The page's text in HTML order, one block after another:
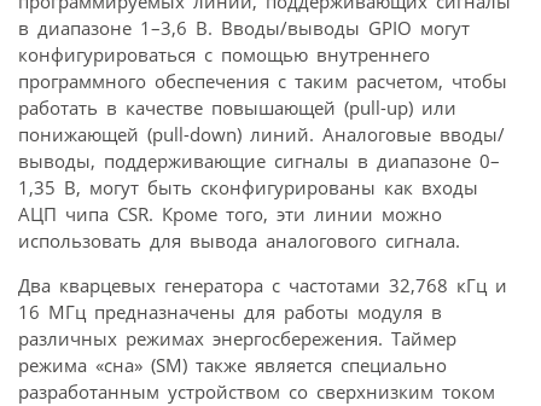
в диапазоне 1–3,6 В. Вводы/выводы GPIO могут
конфигурироваться с помощью внутреннего
программного обеспечения с таким расчетом, чтобы
работать в качестве повышающей (pull-up) или
понижающей (pull-down) линий. Аналоговые вводы/
выводы, поддерживающие сигналы в диапазоне 0–
1,35 В, могут быть сконфигурированы как входы
АЦП чипа CSR. Кроме того, эти линии можно
использовать для вывода аналогового сигнала.
Два кварцевых генератора с частотами 32,768 кГц и
16 МГц предназначены для работы модуля в
различных режимах энергосбережения. Таймер
режима «сна» (SM) также является специально
разработанным устройством со сверхнизким током